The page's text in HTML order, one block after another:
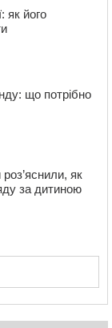
як його
що потрібно
як
за дитиною